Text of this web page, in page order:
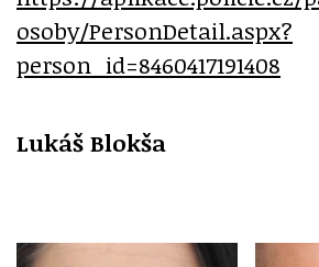
osoby/PersonDetail.aspx?
person_id=8460417191408
Lukáš Blokša